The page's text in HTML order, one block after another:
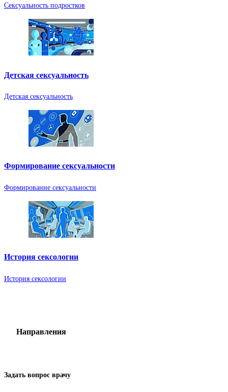
Сексуальность подростков
Детская сексуальность
Детская сексуальность
Формирование сексуальности
Формирование сексуальности
История сексологии
История сексологии
Направления
Задать вопрос врачу